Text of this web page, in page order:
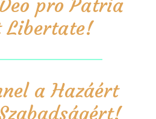
pro Patria
Libertate!
a Hazáért